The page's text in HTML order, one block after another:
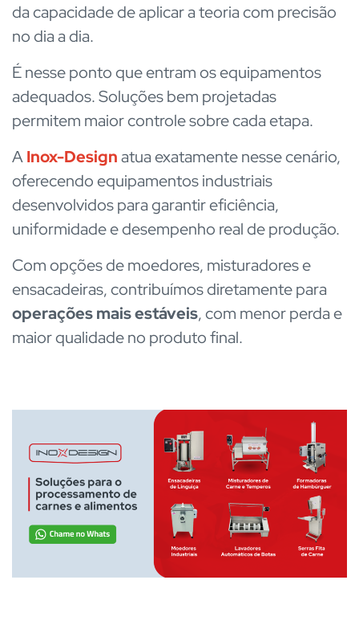
da capacidade de aplicar a teoria com precisão
no dia a dia.
É nesse ponto que entram os equipamentos
adequados. Soluções bem projetadas
permitem maior controle sobre cada etapa.
AInox-Designatua exatamente nesse cenário,
oferecendo equipamentos industriais
desenvolvidos para garantir eficiência,
uniformidade e desempenho real de produção.
Com opções de moedores, misturadores e
ensacadeiras, contribuímos diretamente para
operações mais estáveis, com menor perda e
maior qualidade no produto final.